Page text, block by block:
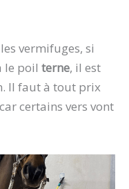
vermifuges, si
le poil terne, il est
Il faut à tout prix
certains vers vont